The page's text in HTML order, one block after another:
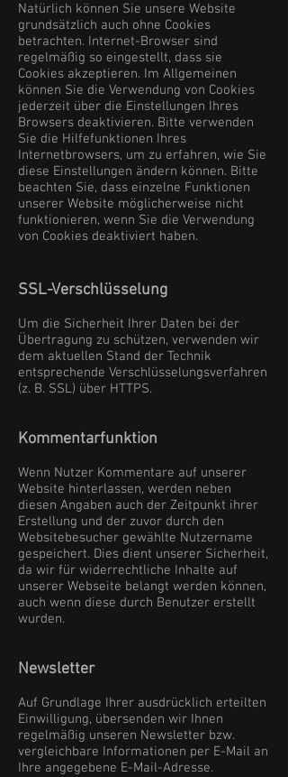
Natürlich können Sie unsere Website
grundsätzlich auch ohne Cookies
betrachten. Internet-Browser sind
regelmäßig so eingestellt, dass sie
Cookies akzeptieren. Im Allgemeinen
können Sie die Verwendung von Cookies
jederzeit über die Einstellungen Ihres
Browsers deaktivieren. Bitte verwenden
Sie die Hilfefunktionen Ihres
Internetbrowsers, um zu erfahren, wie Sie
diese Einstellungen ändern können. Bitte
beachten Sie, dass einzelne Funktionen
unserer Website möglicherweise nicht
funktionieren, wenn Sie die Verwendung
von Cookies deaktiviert haben.
SSL-Verschlüsselung
Um die Sicherheit Ihrer Daten bei der
Übertragung zu schützen, verwenden wir
dem aktuellen Stand der Technik
entsprechende Verschlüsselungsverfahren
(z. B. SSL) über HTTPS.
Kommentarfunktion
Wenn Nutzer Kommentare auf unserer
Website hinterlassen, werden neben
diesen Angaben auch der Zeitpunkt ihrer
Erstellung und der zuvor durch den
Websitebesucher gewählte Nutzername
gespeichert. Dies dient unserer Sicherheit,
da wir für widerrechtliche Inhalte auf
unserer Webseite belangt werden können,
auch wenn diese durch Benutzer erstellt
wurden.
Newsletter
Auf Grundlage Ihrer ausdrücklich erteilten
Einwilligung, übersenden wir Ihnen
regelmäßig unseren Newsletter bzw.
vergleichbare Informationen per E-Mail an
Ihre angegebene E-Mail-Adresse.